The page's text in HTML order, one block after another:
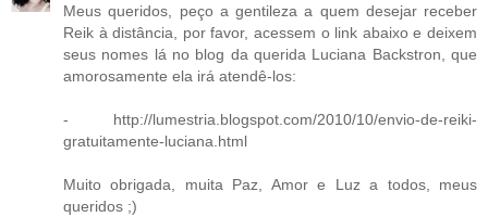
Meus queridos, peço a gentileza a quem desejar receber
Reik à distância, por favor, acessem o link abaixo e deixem
seus nomes lá no blog da querida Luciana Backstron, que
amorosamente ela irá atendê-los:
- http://lumestria.blogspot.com/2010/10/envio-de-reiki-
gratuitamente-luciana.html
Muito obrigada, muita Paz, Amor e Luz a todos, meus
queridos ;)